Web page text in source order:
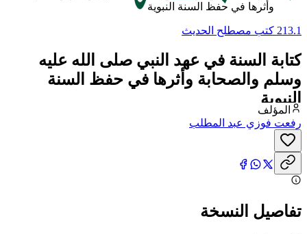
وأثرها في حفظ السنة النبوية
213.1 كتب مصطلح الحديث
كتابة السنة في عهد النبي صلى الله عليه
وسلم والصحابة وأثرها في حفظ السنة
النبوية
المؤلف
رفعت فوزي عبد المطلب
تفاصيل النسخة